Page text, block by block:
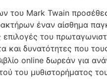
Mark Twain
έναν αίσθημα
του
και δυνατότητες που
online δωρεάν για
του μυθιστορήματος